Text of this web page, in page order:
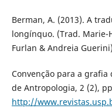
Berman, A. (2013). A
longínquo. (Trad. Marie-
Furlan & Andreia
Convenção para a grafia
de Antropologia, 2 (2),
http://